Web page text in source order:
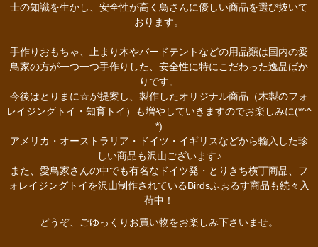
士の知識を生かし、安全性が高く鳥さんに優しい商品を選び抜いて
おります。
手作りおもちゃ、止まり木やバードテントなどの用品類は国内の愛
鳥家の方が一つ一つ手作りした、安全性に特にこだわった逸品ばか
りです。
今後はとりまに☆が提案し、製作したオリジナル商品（木製のフォ
レイジングトイ・知育トイ）も増やしていきますのでお楽しみに(*^^
*)
アメリカ・オーストラリア・ドイツ・イギリスなどから輸入した珍
しい商品も沢山ございます♪
また、愛鳥家さんの中でも有名なドイツ発・とりきち横丁商品、フ
ォレイジングトイを沢山制作されているBirdsふぉるす商品も続々入
荷中！
どうぞ、ごゆっくりお買い物をお楽しみ下さいませ。